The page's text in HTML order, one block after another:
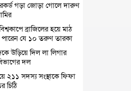
গড়া জোড়া গোলে দারুণ
ব্রাজিলের হয়ে মাঠ
পারেন যে ১০ তরুণ তারকা
উড়িয়ে দিল লা লিগার
দল
২১১ সদস্য সংস্থাকে ফিফা
চিঠি